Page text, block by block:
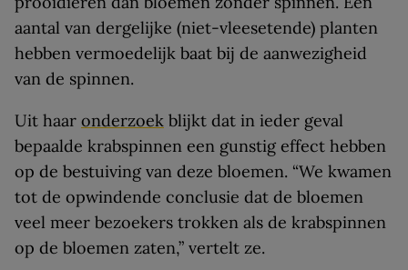
aantal van dergelijke (niet-vleesetende) planten
hebben vermoedelijk baat bij de aanwezigheid
van de spinnen.
Uit haar onderzoek blijkt dat in ieder geval
bepaalde krabspinnen een gunstig effect hebben
op de bestuiving van deze bloemen. “We kwamen
tot de opwindende conclusie dat de bloemen
veel meer bezoekers trokken als de krabspinnen
op de bloemen zaten,” vertelt ze.